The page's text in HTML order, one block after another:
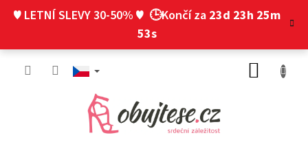
♥ LETNÍ SLEVY 30-50% ♥ 🕒Končí za 23d 23h 25m
53s